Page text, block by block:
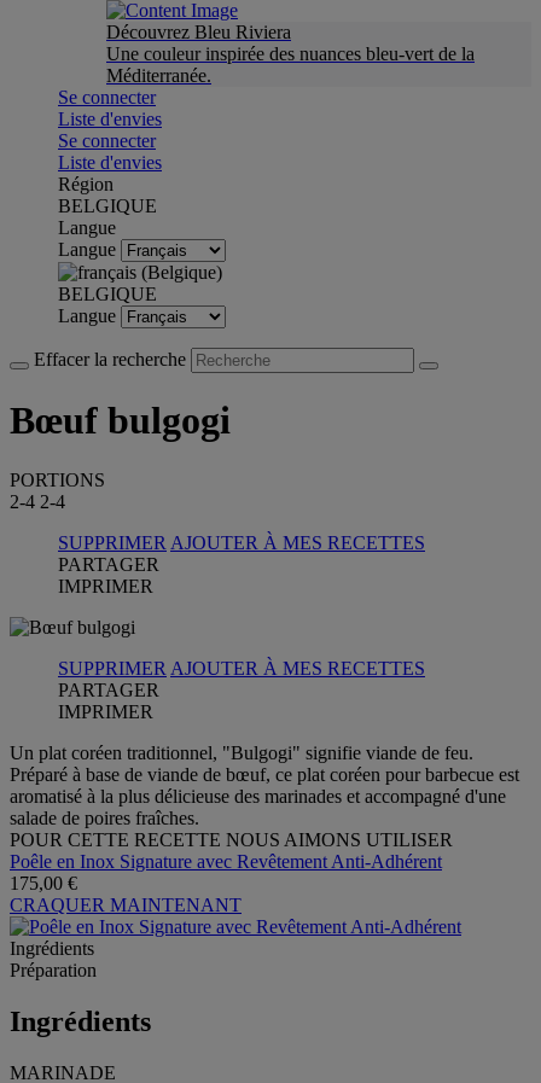
Découvrez Bleu Riviera
Une couleur inspirée des nuances bleu-vert de la
Méditerranée.
Se connecter
Liste d'envies
Se connecter
Liste d'envies
Région
BELGIQUE
Langue
Langue
BELGIQUE
Langue
Effacer la recherche
Bœuf bulgogi
PORTIONS
2-4 2-4
SUPPRIMER AJOUTER À MES RECETTES
PARTAGER
IMPRIMER
SUPPRIMER AJOUTER À MES RECETTES
PARTAGER
IMPRIMER
Un plat coréen traditionnel, "Bulgogi" signifie viande de feu.
Préparé à base de viande de bœuf, ce plat coréen pour barbecue est
aromatisé à la plus délicieuse des marinades et accompagné d'une
salade de poires fraîches.
POUR CETTE RECETTE NOUS AIMONS UTILISER
Poêle en Inox Signature avec Revêtement Anti-Adhérent
175,00 €
CRAQUER MAINTENANT
Ingrédients
Préparation
Ingrédients
MARINADE